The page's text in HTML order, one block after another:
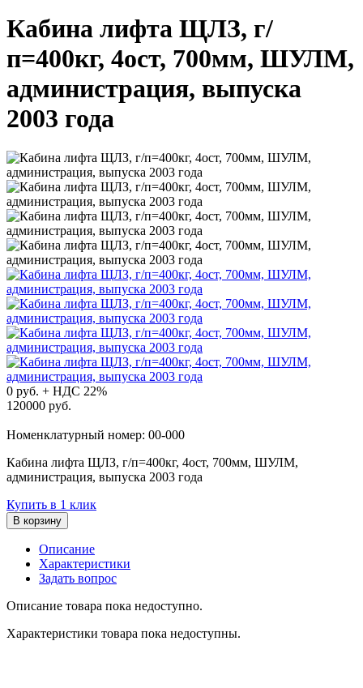
Кабина лифта ЩЛЗ, г/
п=400кг, 4ост, 700мм, ШУЛМ,
администрация, выпуска
2003 года
0 руб. + НДС 22%
120000 руб.
Номенклатурный номер: 00-000
Кабина лифта ЩЛЗ, г/п=400кг, 4ост, 700мм, ШУЛМ,
администрация, выпуска 2003 года
Купить в 1 клик
В корзину
Описание
Характеристики
Задать вопрос
Описание товара пока недоступно.
Характеристики товара пока недоступны.